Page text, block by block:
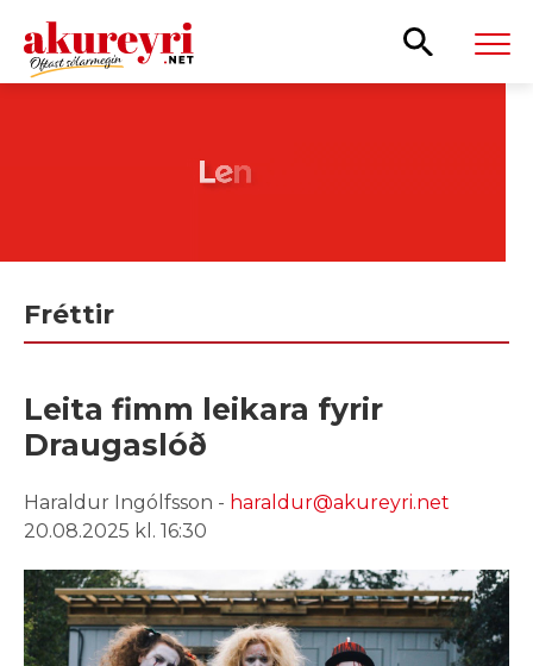
Fréttir
Leita fimm leikara fyrir
Draugaslóð
Haraldur Ingólfsson - haraldur@akureyri.net
20.08.2025 kl. 16:30